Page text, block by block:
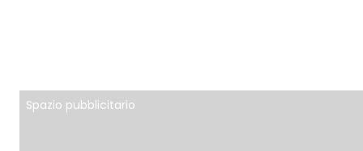
Spazio pubblicitario